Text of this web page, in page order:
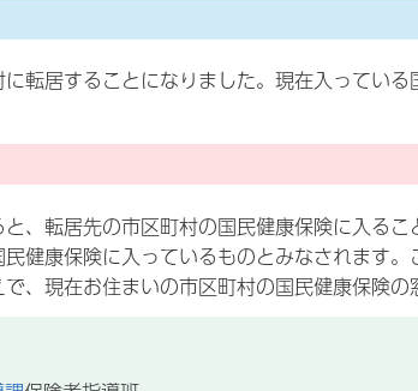
転居することになりました。現在入っている
、転居先の市区町村の国民健康保険に入る
健康保険に入っているものとみなされます
、現在お住まいの市区町村の国民健康保険